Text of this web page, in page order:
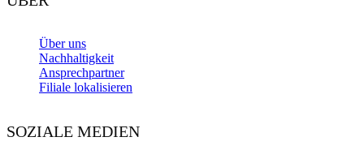
Über uns
Nachhaltigkeit
Ansprechpartner
Filiale lokalisieren
SOZIALE MEDIEN